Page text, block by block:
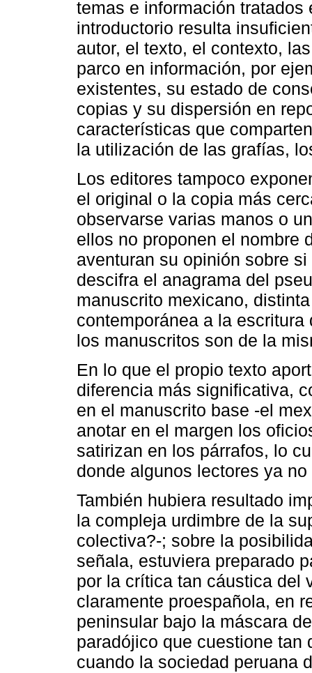
temas e información
introductorio resulta
autor, el texto, el contexto,
parco en información, por
existentes, su estado de
copias y su dispersión en
características que
la utilización de las grafías,
Los editores tampoco
el original o la copia más
observarse varias manos o
ellos no proponen el nombre
aventuran su opinión sobre
descifra el anagrama del
manuscrito mexicano,
contemporánea a la
los manuscritos son de la
En lo que el propio texto
diferencia más significativa,
en el manuscrito base -el
anotar en el margen los
satirizan en los párrafos, lo
donde algunos lectores ya
También hubiera resultado
la compleja urdimbre de la
colectiva?-; sobre la
señala, estuviera preparado
por la crítica tan cáustica del
claramente proespañola, en
peninsular bajo la máscara
paradójico que cuestione tan
cuando la sociedad peruana